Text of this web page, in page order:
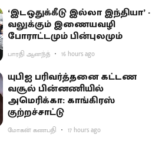
‘இடஒதுக்கீடு இல்லா இந்தியா’ -
வலுக்கும் இணையவழி
போராட்டமும் பின்புலமும்
பாரதி ஆனந்த் 16 hours ago
யுபிஐ பரிவர்த்தனை கட்டண
வசூல் பின்னணியில்
அமெரிக்கா: காங்கிரஸ்
குற்றச்சாட்டு
மோகன் கணபதி 17 hours ago